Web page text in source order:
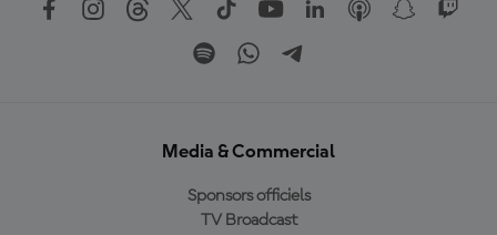
Media & Commercial
Sponsors officiels
TV Broadcast